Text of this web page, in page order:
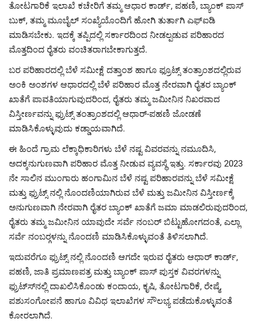
ತೋಟಗಾರಿಕೆ ಇಲಾಖೆ ಕಚೇರಿಗೆ ತಮ್ಮ ಆಧಾರ ಕಾರ್ಡ್​, ಪಹಣಿ, ಬ್ಯಾಂಕ್ ಪಾಸ್
ಬುಕ್, ತಮ್ಮ ಮೂಬೈಲ್ ಸಂಖ್ಯೆಯೊಂದಿಗೆ ಹೋಗಿ ತುರ್ತಾಗಿ ಎಫ್‌ಐಡಿ
ಮಾಡಿಸಬೇಕು. ಇದಕ್ಕೆ ತಪ್ಪಿದಲ್ಲಿ ಸರ್ಕಾರದಿಂದ ನೀಡಲ್ಪಡುವ ಪರಿಹಾರದ
ಮೊತ್ತದಿಂದ ರೈತರು ವಂಚಿತರಾಗಬೇಕಾಗುತ್ತದೆ.
ಬರ ಪರಿಹಾರದಲ್ಲಿ ಬೆಳೆ ಸಮೀಕ್ಷೆ ದತ್ತಾಂಶ ಹಾಗೂ ಫ್ರೂಟ್ಸ್ ತಂತ್ರಾಂಶದಲ್ಲಿರುವ
ಅಂಕಿ ಅಂಶಗಳ ಆಧಾರದಲ್ಲಿ ಬೆಳೆ ಪರಿಹಾರ ಮೊತ್ತ ನೇರವಾಗಿ ರೈತರ ಬ್ಯಾಂಕ್
ಖಾತೆಗೆ ಪಾವತಿಯಾಗುವುದರಿಂದ, ರೈತರು ತಮ್ಮ ಜಮೀನಿನ ನಿಖರವಾದ
ವಿಸ್ತೀರ್ಣವನ್ನು ಫ್ರುಟ್ಸ್ ತಂತ್ರಾಂಶದಲ್ಲಿ ಆಧಾರ್-ಪಹಣಿ ಜೋಡಣೆ
ಮಾಡಿಸಿಕೊಳ್ಳುವುದು ಕಡ್ಡಾಯವಾಗಿದೆ.
ಈ ಹಿಂದೆ ಗ್ರಾಮ ಲೆಕ್ಕಾಧಿಕಾರಿಗಳು ಬೆಳೆ ನಷ್ಟ ವಿವರವನ್ನು ನಮೂದಿಸಿ,
ಅದಕ್ಕನುಗುಣವಾಗಿ ಪರಿಹಾರ ಮೊತ್ತ ನೀಡುವ ವ್ಯವಸ್ಥೆ ಇತ್ತು. ಸರ್ಕಾರವು 2023
ನೇ ಸಾಲಿನ ಮುಂಗಾರು ಹಂಗಾಮಿನ ಬೆಳೆ ನಷ್ಟ ಪರಿಹಾರವನ್ನು ಬೆಳೆ ಸಮೀಕ್ಷೆ
ಮತ್ತು ಫ್ರುಟ್ಸ್ ನಲ್ಲಿ ನೊಂದಣಿಯಾಗಿರುವ ಬೆಳೆ ಮತ್ತು ಜಮೀನಿನ ವಿಸ್ತೀರ್ಣಕ್ಕೆ
ಅನುಗುಣವಾಗಿ ನೇರವಾಗಿ ರೈತರ ಬ್ಯಾಂಕ್ ಖಾತೆಗೆ ಜಮಾ ಮಾಡಲಿರುವುದರಿಂದ,
ರೈತರು ತಮ್ಮ ಜಮೀನಿನ ಯಾವುದೇ ಸರ್ವೆ ನಂಬರ್ ಬಿಟ್ಟುಹೋಗದಂತೆ, ಎಲ್ಲಾ
ಸರ್ವೆ ನಂಬರ್‍ಗಳನ್ನು ನೊಂದಣಿ ಮಾಡಿಸಿಕೊಳ್ಳುವಂತೆ ತಿಳಿಸಲಾಗಿದೆ.
ಇದುವರೆಗೂ ಫ್ರುಟ್ಸ್ ನಲ್ಲಿ ನೊಂದಣಿ ಆಗದೇ ಇರುವ ರೈತರು ಆಧಾರ್ ಕಾರ್ಡ್,
ಪಹಣಿ, ಜಾತಿ ಪ್ರಮಾಣಪತ್ರ ಮತ್ತು ಬ್ಯಾಂಕ್ ಪಾಸ್ ಪುಸ್ತಕ ವಿವರಗಳನ್ನು
ಫ್ರುಟ್ಸ್‍ನಲ್ಲಿ ದಾಖಲಿಸಿಕೊಂಡು ಕಂದಾಯ, ಕೃಷಿ, ತೋಟಗಾರಿಕೆ, ರೇಷ್ಮೆ,
ಪಶುಸಂಗೋಪನೆ ಹಾಗೂ ವಿವಿಧ ಇಲಾಖೆಗಳ ಸೌಲಭ್ಯ ಪಡೆದುಕೊಳ್ಳುವಂತೆ
ಕೋರಲಾಗಿದೆ.